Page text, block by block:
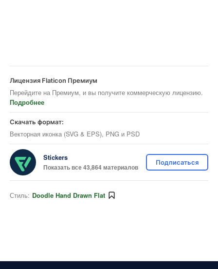
Лицензия Flaticon Премиум
Перейдите на Премиум, и вы получите коммерческую лицензию.
Подробнее
Скачать формат:
Векторная иконка (SVG & EPS), PNG и PSD
Stickers
Показать все 43,864 материалов
Подписаться
Стиль: Doodle Hand Drawn Flat